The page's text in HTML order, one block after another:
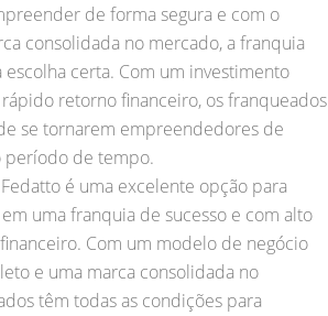
de forma segura e com o
consolidada no mercado, a franquia
certa. Com um investimento
retorno financeiro, os franqueados
se tornarem empreendedores de
período de tempo.
é uma excelente opção para
uma franquia de sucesso e com alto
Com um modelo de negócio
e uma marca consolidada no
têm todas as condições para